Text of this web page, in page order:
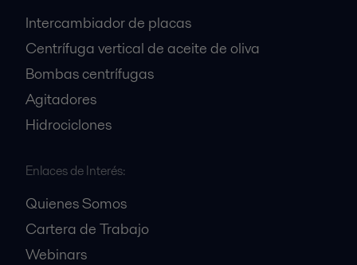
Intercambiador de placas
Centrífuga vertical de aceite de oliva
Bombas centrífugas
Agitadores
Hidrociclones
Enlaces de Interés:
Quienes Somos
Cartera de Trabajo
Webinars